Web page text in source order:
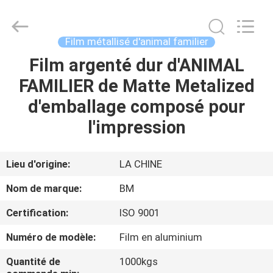
LA
MAISON
VIDÉOS
À
PROPOS
DE
and
Exporting
Film métallisé d'animal familier
Film argenté dur d'ANIMAL
FAMILIER de Matte Metalized
d'emballage composé pour
l'impression
Lieu d'origine:
LA CHINE
Nom de marque:
BM
Certification:
ISO 9001
Numéro de modèle:
Film en aluminium
Quantité de
1000kgs